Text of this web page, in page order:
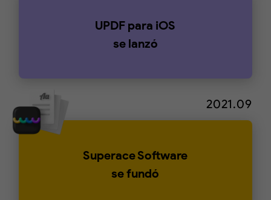
UPDF para iOS
se lanzó
2021.09
Superace Software
se fundó